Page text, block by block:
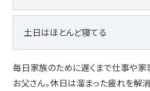
土日はほとんど寝てる
毎日家族のために遅くまで仕事や家
お父さん。休日は溜まった疲れを解